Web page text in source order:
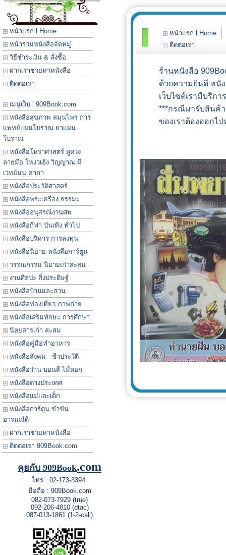
หน้าแรก l Home
หน้ารวมหนังสือจัดหมู่
วิธีชำระเงิน & สั่งซื้อ
ฝากเราช่วยหาหนังสือ
ติดต่อเรา
เมนูเว็บ l 909Book.com
หนังสือสุขภาพ สมุนไพร การ
แพทย์แผนโบราณ ยาแผน
โบราณ
หนังสือโหราศาสตร์ ดูดวง
ลายมือ โหงวเฮ้ง วิญญาณ ผี
เวทย์มน คาถา
หนังสือประวัติศาสตร์
หนังสือพระเครื่อง ธรรมะ
หนังสืออนุสรณ์งานศพ
หนังสือกีฬา บันเทิง ทั่วไป
หนังสือบริหาร การลงทุน
หนังสือนิยาย หนังสือการ์ตูน
วรรณกรรม นิยายเก่าสะสม
งานศิลปะ สิ่งประดิษฐ์
หนังสือบ้านและสวน
หนังสือท่องเที่ยว ภาพถ่าย
หนังสือเสริมทักษะ การศึกษา
นิตยสารเก่า สะสม
หนังสือคู่มือทำอาหาร
หนังสือสังคม - ชีวประวัติ
หนังสือว่าน บอนสี ไม้ดอก
หนังสือต่างประเทศ
หนังสือแม่และเด็ก
หนังสือการ์ตูน ขำขัน
อารมณ์ดี
ฝากเราช่วยหาหนังสือ
ติดต่อเรา 909Book.com
คุยกับ 909Book.com
โทร : 02-173-3394
มือถือ : 909Book.com
082-073-7929 (true)
092-206-4810 (dtac)
087-013-1861 (1-2-call)
หน้าแรก l Home
ติดต่อเรา
ร้านหนังสือ
ด้วยความยินดี หนั
เว็บไซต์เรามีบริก
***กรณีมารับสินค้า
ของเราต้องออกไ